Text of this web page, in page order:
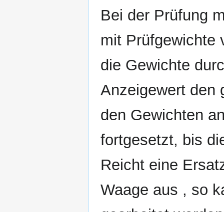
Bei der Prüfung
mit Prüfgewichte
die Gewichte
Anzeigewert den
den Gewichten
fortgesetzt, bis
Reicht eine
Waage aus , so